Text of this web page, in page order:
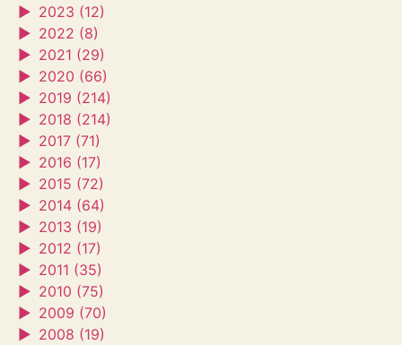
► 2023 (12)
► 2022 (8)
► 2021 (29)
► 2020 (66)
► 2019 (214)
► 2018 (214)
► 2017 (71)
► 2016 (17)
► 2015 (72)
► 2014 (64)
► 2013 (19)
► 2012 (17)
► 2011 (35)
► 2010 (75)
► 2009 (70)
► 2008 (19)